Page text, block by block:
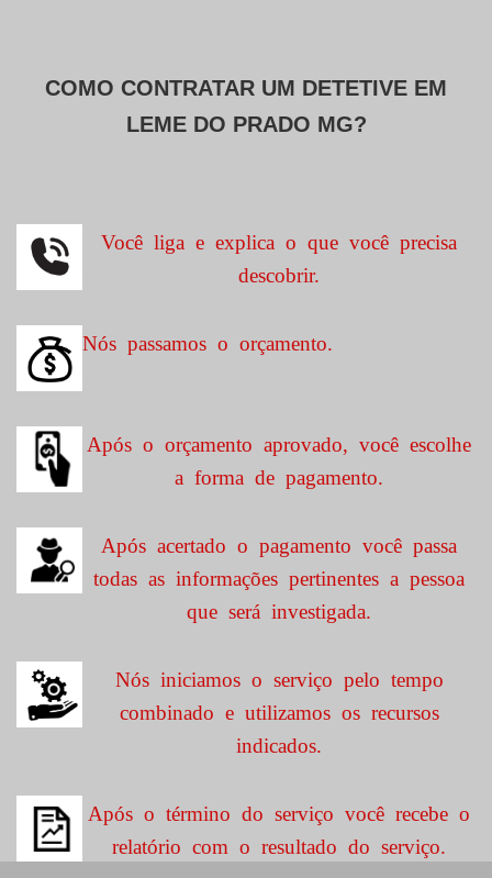
COMO CONTRATAR UM DETETIVE EM
LEME DO PRADO MG?
Você liga e explica o que você precisa
descobrir.
Nós passamos o orçamento.
Após o orçamento aprovado, você escolhe
a forma de pagamento.
Após acertado o pagamento você passa
todas as informações pertinentes a pessoa
que será investigada.
Nós iniciamos o serviço pelo tempo
combinado e utilizamos os recursos
indicados.
Após o término do serviço você recebe o
relatório com o resultado do serviço.